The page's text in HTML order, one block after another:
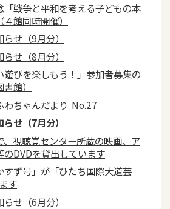
「戦争と平和を考える子どもの本
館同時開催）
せ（9月分）
せ（8月分）
遊びを楽しもう！」参加者募集の
館）
わちゃんだより No.27
せ（7月分）
、視聴覚センター所蔵の映画、ア
のDVDを貸出しています
すず号」が「ひたち国際大道芸
す
せ（6月分）